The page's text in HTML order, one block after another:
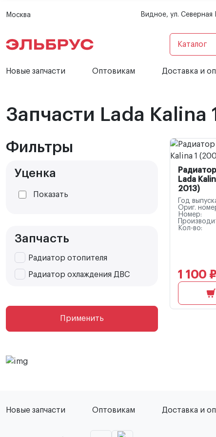
Москва Видное, ул.
Каталог
Новые запчасти Оптовикам Доставка и
Запчасти Lada Kalina
Фильтры
Уценка
Показать
Запчасть
Радиатор отопителя
Радиатор охлаждения ДВС
Применить
Lada
2013)
Год
Ориг.
Номер:
Кол-во:
1 100 ₽
Новые запчасти Оптовикам Доставка и